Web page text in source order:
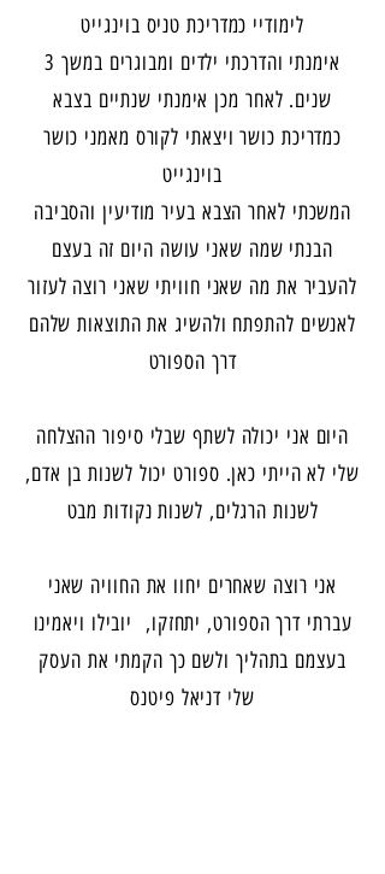
לימודיי כמדריכת טניס בוינגייט
אימנתי והדרכתי ילדים ומבוגרים במשך 3
שנים. לאחר מכן אימנתי שנתיים בצבא
כמדריכת כושר ויצאתי לקורס מאמני כושר
בוינגייט
המשכתי לאחר הצבא בעיר מודיעין והסביבה
הבנתי שמה שאני עושה היום זה בעצם
להעביר את מה שאני חוויתי שאני רוצה לעזור
לאנשים להתפתח ולהשיג את התוצאות שלהם
דרך הספורט
היום אני יכולה לשתף שבלי סיפור ההצלחה
שלי לא הייתי כאן. ספורט יכול לשנות בן אדם,
לשנות הרגלים, לשנות נקודות מבט
אני רוצה שאחרים יחוו את החוויה שאני
עברתי דרך הספורט, יתחזקו, יובילו ויאמינו
בעצמם בתהליך ולשם כך הקמתי את העסק
שלי דניאל פיטנס